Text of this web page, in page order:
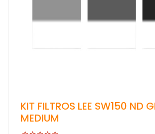
KIT FILTROS LEE SW150 ND
MEDIUM